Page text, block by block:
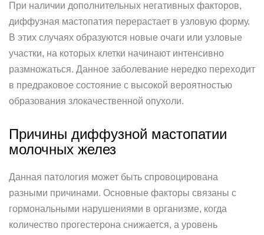
При наличии дополнительных негативных факторов,
диффузная мастопатия перерастает в узловую форму.
В этих случаях образуются новые очаги или узловые
участки, на которых клетки начинают интенсивно
размножаться. Данное заболевание нередко переходит
в предраковое состояние с высокой вероятностью
образования злокачественной опухоли.
Причины диффузной мастопатии
молочных желез
Данная патология может быть спровоцирована
разными причинами. Основные факторы связаны с
гормональными нарушениями в организме, когда
количество прогестерона снижается, а уровень